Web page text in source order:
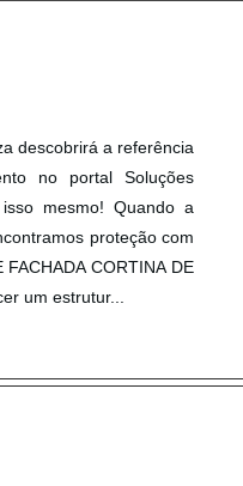
descobrirá a referência
no portal Soluções
mesmo! Quando a
proteção com
CORTINA DE
um estrutur...